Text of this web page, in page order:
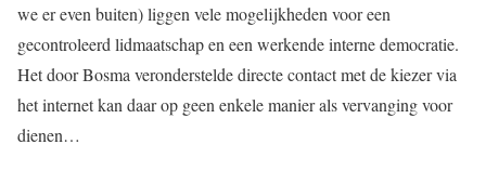
we er even buiten) liggen vele mogelijkheden voor een
gecontroleerd lidmaatschap en een werkende interne democratie.
Het door Bosma veronderstelde directe contact met de kiezer via
het internet kan daar op geen enkele manier als vervanging voor
dienen…